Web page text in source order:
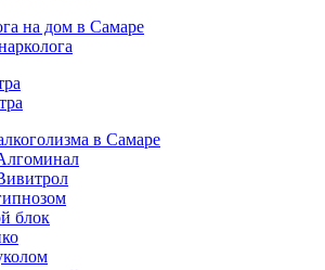
на дом в Самаре
в Самаре
блок